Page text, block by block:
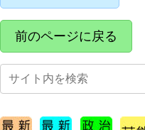
前のページに戻る